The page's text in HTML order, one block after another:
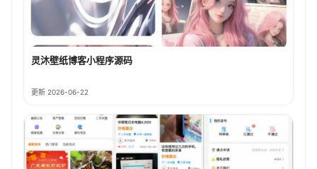
灵沐壁纸博客小程序源码
更新 2026-06-22